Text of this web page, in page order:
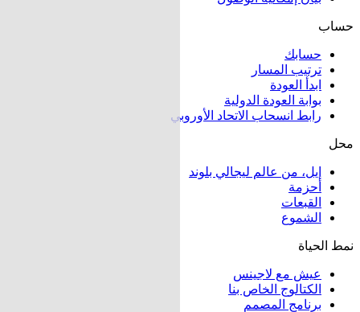
حساب
حسابك
ترتيب المسار
ابدأ العودة
بوابة العودة الدولية
رابط انسحاب الاتحاد الأوروبي
محل
إيل، من عالم ليجالي بلوند
أحزمة
القبعات
الشموع
نمط الحياة
عيش مع لاجينس
الكتالوج الخاص بنا
برنامج المصمم